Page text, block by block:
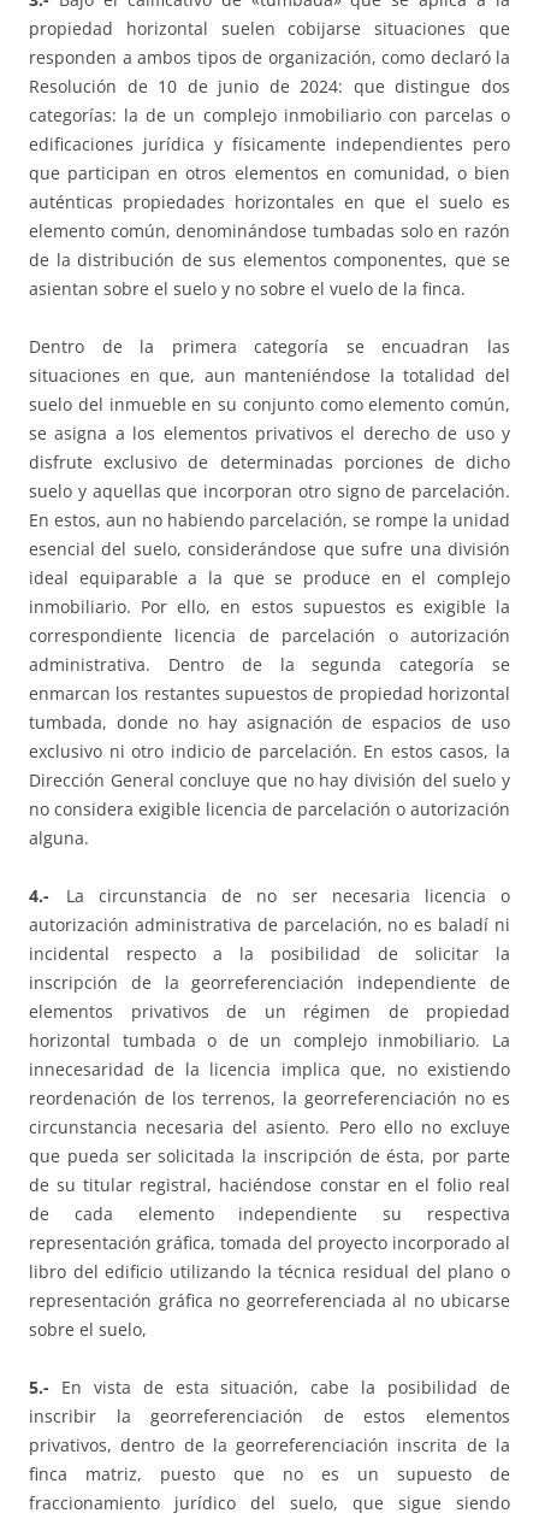
propiedad horizontal suelen cobijarse situaciones que
responden a ambos tipos de organización, como declaró la
Resolución de 10 de junio de 2024: que distingue dos
categorías: la de un complejo inmobiliario con parcelas o
edificaciones jurídica y físicamente independientes pero
que participan en otros elementos en comunidad, o bien
auténticas propiedades horizontales en que el suelo es
elemento común, denominándose tumbadas solo en razón
de la distribución de sus elementos componentes, que se
asientan sobre el suelo y no sobre el vuelo de la finca.
Dentro de la primera categoría se encuadran las
situaciones en que, aun manteniéndose la totalidad del
suelo del inmueble en su conjunto como elemento común,
se asigna a los elementos privativos el derecho de uso y
disfrute exclusivo de determinadas porciones de dicho
suelo y aquellas que incorporan otro signo de parcelación.
En estos, aun no habiendo parcelación, se rompe la unidad
esencial del suelo, considerándose que sufre una división
ideal equiparable a la que se produce en el complejo
inmobiliario. Por ello, en estos supuestos es exigible la
correspondiente licencia de parcelación o autorización
administrativa. Dentro de la segunda categoría se
enmarcan los restantes supuestos de propiedad horizontal
tumbada, donde no hay asignación de espacios de uso
exclusivo ni otro indicio de parcelación. En estos casos, la
Dirección General concluye que no hay división del suelo y
no considera exigible licencia de parcelación o autorización
alguna.
4.- La circunstancia de no ser necesaria licencia o
autorización administrativa de parcelación, no es baladí ni
incidental respecto a la posibilidad de solicitar la
inscripción de la georreferenciación independiente de
elementos privativos de un régimen de propiedad
horizontal tumbada o de un complejo inmobiliario. La
innecesaridad de la licencia implica que, no existiendo
reordenación de los terrenos, la georreferenciación no es
circunstancia necesaria del asiento. Pero ello no excluye
que pueda ser solicitada la inscripción de ésta, por parte
de su titular registral, haciéndose constar en el folio real
de cada elemento independiente su respectiva
representación gráfica, tomada del proyecto incorporado al
libro del edificio utilizando la técnica residual del plano o
representación gráfica no georreferenciada al no ubicarse
sobre el suelo,
5.- En vista de esta situación, cabe la posibilidad de
inscribir la georreferenciación de estos elementos
privativos, dentro de la georreferenciación inscrita de la
finca matriz, puesto que no es un supuesto de
fraccionamiento jurídico del suelo, que sigue siendo